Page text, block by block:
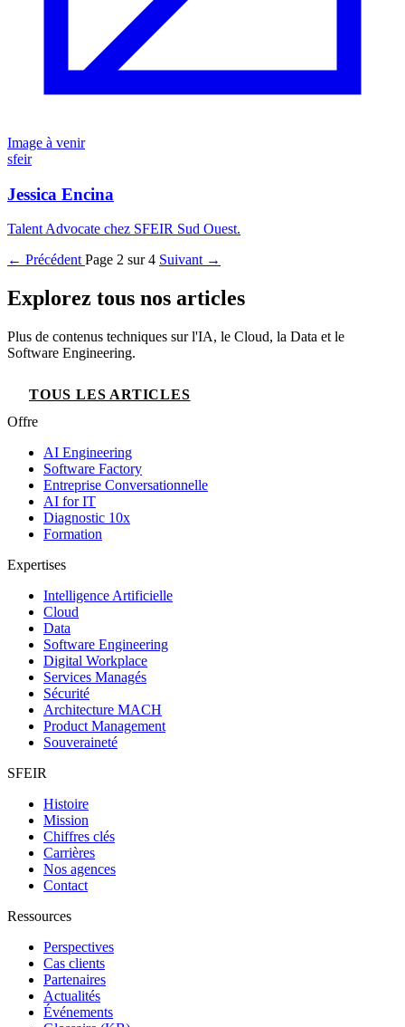
Image à venir
sfeir
Jessica Encina
Talent Advocate chez SFEIR Sud Ouest.
← Précédent Page 2 sur 4 Suivant →
Explorez tous nos articles
Plus de contenus techniques sur l'IA, le Cloud, la Data et le
Software Engineering.
TOUS LES ARTICLES
Offre
AI Engineering
Software Factory
Entreprise Conversationnelle
AI for IT
Diagnostic 10x
Formation
Expertises
Intelligence Artificielle
Cloud
Data
Software Engineering
Digital Workplace
Services Managés
Sécurité
Architecture MACH
Product Management
Souveraineté
SFEIR
Histoire
Mission
Chiffres clés
Carrières
Nos agences
Contact
Ressources
Perspectives
Cas clients
Partenaires
Actualités
Événements